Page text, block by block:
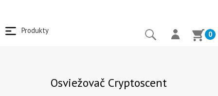
Produkty 0
Osviežovač Cryptoscent